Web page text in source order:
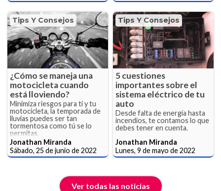
Tips Y Consejos
¿Cómo se maneja una
motocicleta cuando
está lloviendo?
Minimiza riesgos para ti y tu
motocicleta, la temporada de
lluvias puedes ser tan
tormentosa como tú se lo
permitas.
Jonathan Miranda
Sábado, 25 de junio de 2022
Tips Y Consejos
5 cuestiones
importantes sobre el
sistema eléctrico de tu
auto
Desde falta de energía hasta
incendios, te contamos lo que
debes tener en cuenta.
Jonathan Miranda
Lunes, 9 de mayo de 2022
Ver todas las noticias